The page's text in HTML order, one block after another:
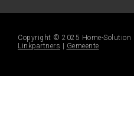
Copyright © 2025 Home-Solution |
Linkpartners
Gemeente